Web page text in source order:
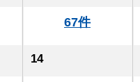
67件
14